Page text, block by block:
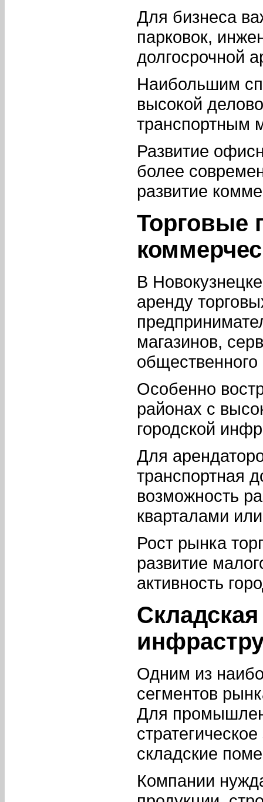
Для бизнеса
парковок,
долгосрочной
Наибольшим
высокой
транспортным
Развитие
более
развитие
Торговые
В
аренду
магазинов,
общественного
Особенно
районах с
городской
Для
транспортная
возможность
кварталами
Рост рынка
развитие
активность
Одним из
сегментов
Для
складские
Компании